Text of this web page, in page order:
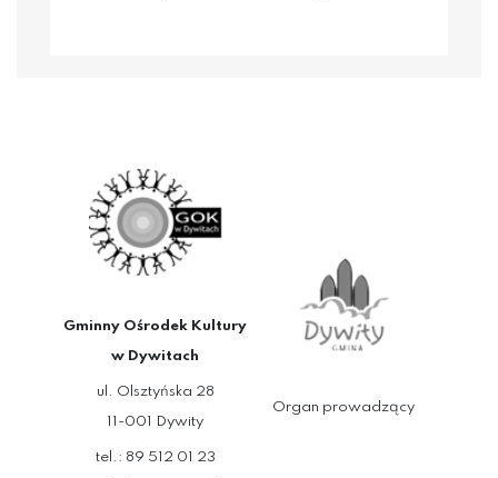
Gminny Ośrodek Kultury
w Dywitach
ul. Olsztyńska 28
11-001 Dywity
tel.: 89 512 01 23
Organ prowadzący